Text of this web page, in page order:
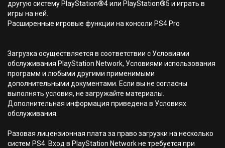
другую систему PlayStation®4 или PlayStation®5 и играть в
игры на ней.
Расширенные игровые функции на консоли PS4 Pro
Загрузка осуществляется в соответствии с Условиями
обслуживания PlayStation Network, Условиями использования
программ и любыми другими применимыми
дополнительными документами. Если вы не согласны
выполнять условия, не загружайте материалы.
Дополнительная информация приведена в Условиях
обслуживания.
Разовая лицензионная плата за право загрузки на несколько
систем PS4. Вход в PlayStation Network не требуется при